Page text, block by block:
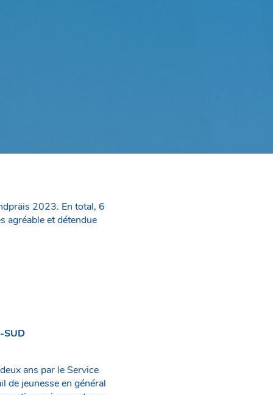
2023. En total, 6
agréable et détendue
SUD
ans par le Service
de jeunesse en général